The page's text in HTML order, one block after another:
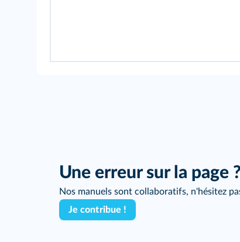
Une erreur sur la page
Nos manuels sont collaboratifs, n'hésitez
Je contribue !